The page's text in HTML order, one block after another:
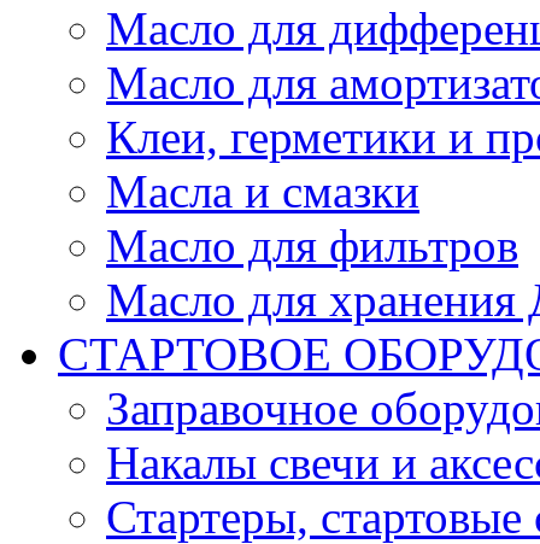
Масло для
Масло для
Клеи, герметики и
Масла и смазки
Масло для фильтров
Масло для
СТАРТОВОЕ
Заправочное
Накалы свечи и
Стартеры, стартовые